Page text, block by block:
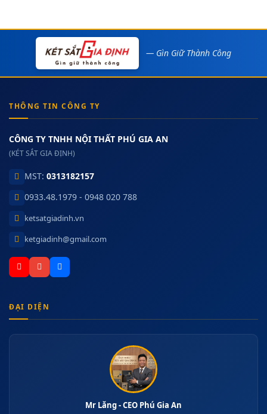
— Gìn Giữ Thành Công
THÔNG TIN CÔNG TY
CÔNG TY TNHH NỘI THẤT PHÚ GIA AN
(KÉT SẮT GIA ĐỊNH)
MST: 0313182157
0933.48.1979 - 0948 020 788
ketsatgiadinh.vn
ketgiadinh@gmail.com
ĐẠI DIỆN
Mr Lăng - CEO Phú Gia An